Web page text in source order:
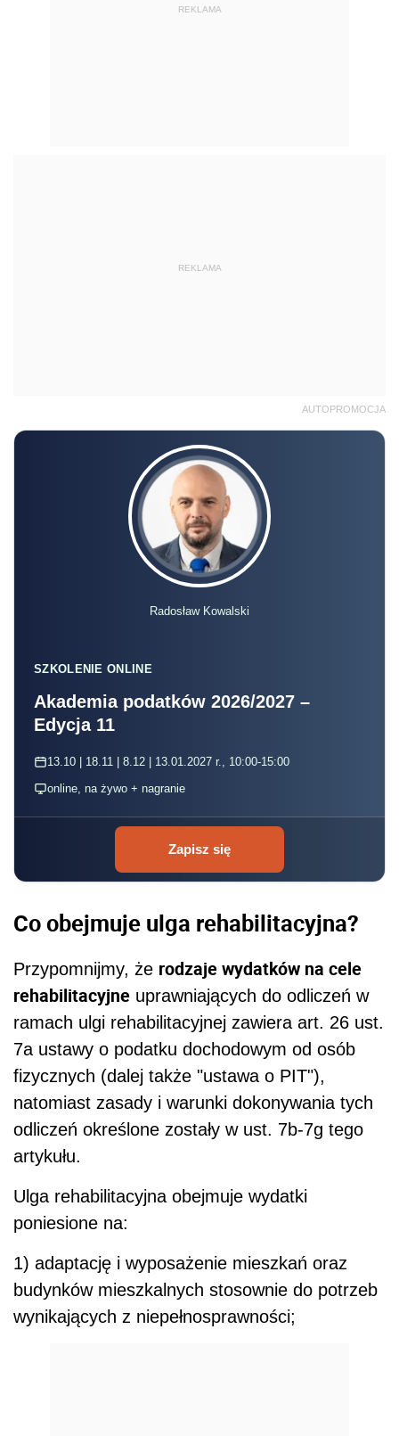
REKLAMA
REKLAMA
AUTOPROMOCJA
Radosław Kowalski
SZKOLENIE ONLINE
Akademia podatków 2026/2027 –
Edycja 11
13.10 | 18.11 | 8.12 | 13.01.2027 r., 10:00-15:00
online, na żywo + nagranie
Zapisz się
Co obejmuje ulga rehabilitacyjna?
Przypomnijmy, że rodzaje wydatków na cele
rehabilitacyjne uprawniających do odliczeń w
ramach ulgi rehabilitacyjnej zawiera art. 26 ust.
7a ustawy o podatku dochodowym od osób
fizycznych (dalej także "ustawa o PIT"),
natomiast zasady i warunki dokonywania tych
odliczeń określone zostały w ust. 7b-7g tego
artykułu.
Ulga rehabilitacyjna obejmuje wydatki
poniesione na:
1) adaptację i wyposażenie mieszkań oraz
budynków mieszkalnych stosownie do potrzeb
wynikających z niepełnosprawności;